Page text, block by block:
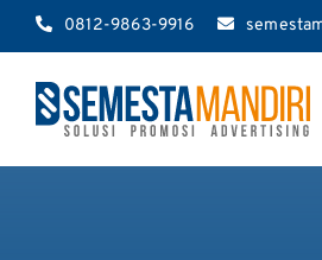
Skip
0812-9863-9916